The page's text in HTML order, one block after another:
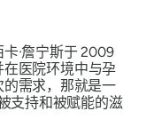
·詹宁斯于 2009
在医院环境中与孕
需求，那就是一
支持和被赋能的滋